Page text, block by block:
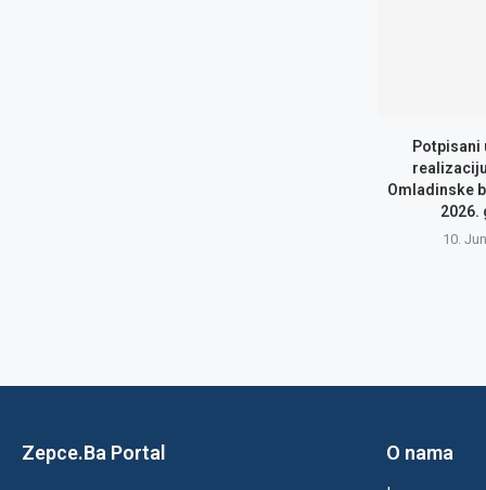
Potpisani
Omladinske
2026.
10.
Zepce.Ba Portal O nama